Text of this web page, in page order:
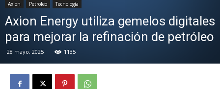
Axion Petroleo Tecnología
Axion Energy utiliza gemelos digitales
para mejorar la refinación de petróleo
28 mayo, 2025 1135